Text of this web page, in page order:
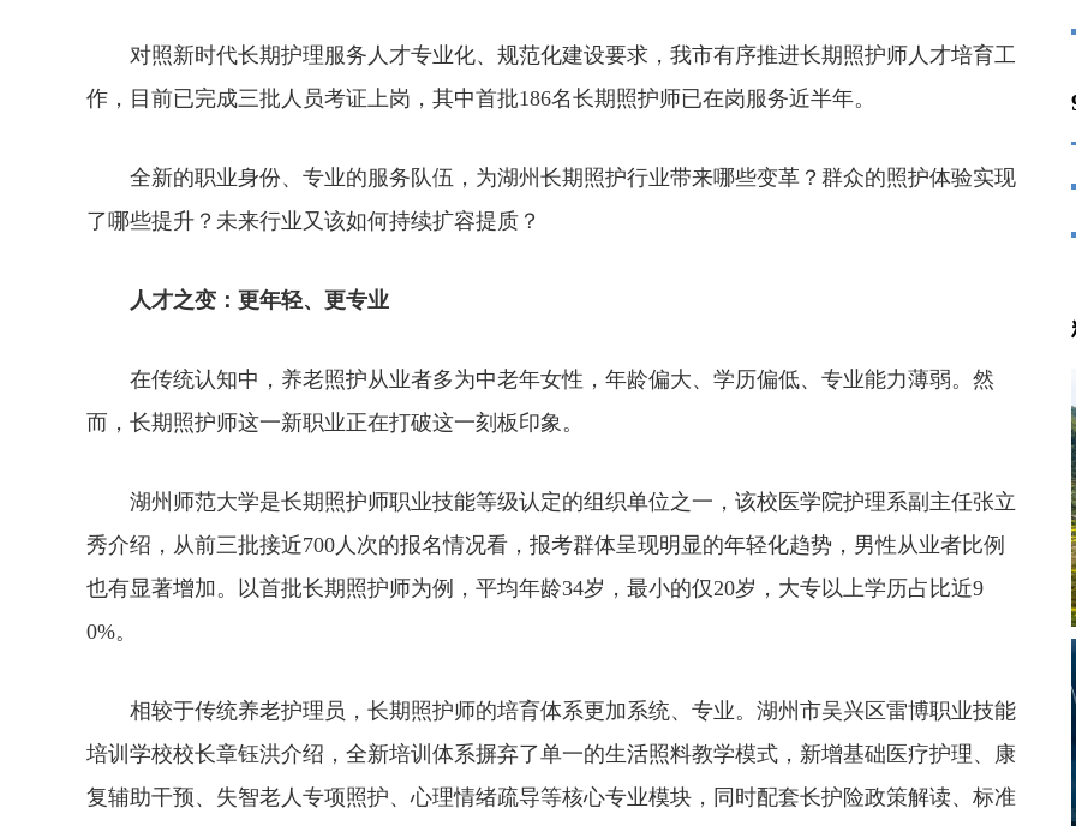
对照新时代长期护理服务人才专业化、规范化建设要求，我市有序推进长期照护师人才培育工
作，目前已完成三批人员考证上岗，其中首批186名长期照护师已在岗服务近半年。
全新的职业身份、专业的服务队伍，为湖州长期照护行业带来哪些变革？群众的照护体验实现
了哪些提升？未来行业又该如何持续扩容提质？
人才之变：更年轻、更专业
在传统认知中，养老照护从业者多为中老年女性，年龄偏大、学历偏低、专业能力薄弱。然
而，长期照护师这一新职业正在打破这一刻板印象。
湖州师范大学是长期照护师职业技能等级认定的组织单位之一，该校医学院护理系副主任张立
秀介绍，从前三批接近700人次的报名情况看，报考群体呈现明显的年轻化趋势，男性从业者比例
也有显著增加。以首批长期照护师为例，平均年龄34岁，最小的仅20岁，大专以上学历占比近9
0%。
相较于传统养老护理员，长期照护师的培育体系更加系统、专业。湖州市吴兴区雷博职业技能
培训学校校长章钰洪介绍，全新培训体系摒弃了单一的生活照料教学模式，新增基础医疗护理、康
复辅助干预、失智老人专项照护、心理情绪疏导等核心专业模块，同时配套长护险政策解读、标准